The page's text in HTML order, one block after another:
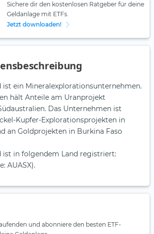
Sichere dir den kostenlosen Ratgeber für deine
Geldanlage mit ETFs.
Jetzt downloaden!
ist ein Mineralexplorationsunternehmen.
hält Anteile am Uranprojekt
Das Unternehmen ist
Kupfer-Explorationsprojekten in
an Goldprojekten in Burkina Faso
ist in folgendem Land registriert:
AUASX).
und abonniere den besten ETF-